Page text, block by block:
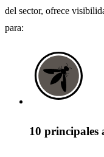
del sector, ofrece
para:
10 principales